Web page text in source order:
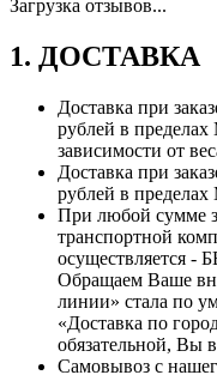
Загрузка отзывов...
1. ДОСТАВКА
Доставка при
рублей в
зависимости от
Доставка при
рублей в
При любой сумме
транспортной
осуществляется
Обращаем Ваше
линии» стала по
«Доставка по
обязательной, Вы в
Самовывоз с